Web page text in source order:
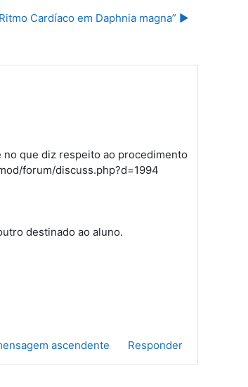
Cardíaco em Daphnia magna” ▶︎
que diz respeito ao procedimento
forum/discuss.php?d=1994
destinado ao aluno.
ascendente Responder